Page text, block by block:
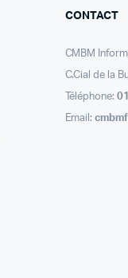
CONTACT
CMBM
C.Cial de la
Téléphone:
Email: